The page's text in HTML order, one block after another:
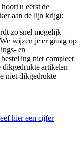
u eerst de
aan de lijn krijgt:
zo snel mogelijk
wijzen je er graag op
en
niet compleet
dikgedrukte artikelen
niet-dikgedrukte
hier een cijfer